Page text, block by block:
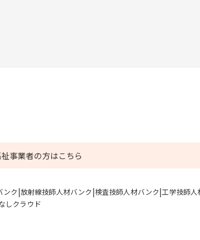
事業者の方はこちら
ンク 放射線技師人材バンク 検査技師人材バンク 工学技師人
しクラウド